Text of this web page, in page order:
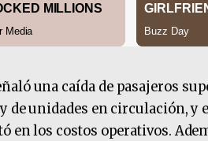
una caída de pasajeros
de unidades en circulación, y
en los costos operativos.